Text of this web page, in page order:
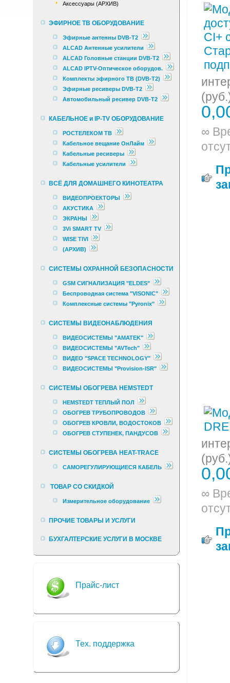
∞
∞
Аксессуары (АРХИВ)
ЭФИРНОЕ ТВ ОБОРУДОВАНИЕ
Эфирные антенны DVB-T2
ALCAD Антенные усилители
ALCAD Головные станции DVB-T2
ALCAD IPTV-Оптическое оборудов.
Комплекты эфирного ТВ (DVB-T2)
Эфирные ресиверы DVB-T2
Автомобильный ресивер DVB-T2
КАБЕЛЬНОЕ и IP-TV ОБОРУДОВАНИЕ
РОСТЕЛЕКОМ ТВ
Кабельное вещание ОнЛайм
Кабельные ресиверы
Кабельные усилители
ВСЁ ДЛЯ ДОМАШНЕГО КИНОТЕАТРА
ВИДЕОПРОЕКТОРЫ
АКУСТИКА
ЭКРАНЫ
3Vi SMART TV
WISE TIVI
(АРХИВ)
СИСТЕМЫ ОХРАННОЙ БЕЗОПАСНОСТИ
GSM СИГНАЛИЗАЦИЯ "ELDES"
Беспроводная система "VISONIC"
Комплексные cистемы "Pyronix"
СИСТЕМЫ ВИДЕОНАБЛЮДЕНИЯ
ВИДЕОСИСТЕМЫ "AMATEK"
ВИДЕОСИСТЕМЫ "AVTech"
ВИДЕО "SPACE TECHNOLOGY"
ВИДЕОСИСТЕМЫ "Provision-ISR"
СИСТЕМЫ ОБОГРЕВА HEMSTEDT
HEMSTEDT ТЕПЛЫЙ ПОЛ
ОБОГРЕВ ТРУБОПРОВОДОВ
ОБОГРЕВ КРОВЛИ, ВОДОСТОКОВ
ОБОГРЕВ СТУПЕНЕК, ПАНДУСОВ
СИСТЕМЫ ОБОГРЕВА HEAT-TRACE
САМОРЕГУЛИРУЮЩИЕСЯ КАБЕЛЬ
ТОВАР СО СКИДКОЙ
Измерительное оборудование
ПРОЧИЕ ТОВАРЫ И УСЛУГИ
БУХГАЛТЕРСКИЕ УСЛУГИ В МОСКВЕ
Прайс-лист
Тех. поддержка